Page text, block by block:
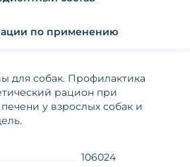
Рекомендации по применению
для собак. Профилактика
рацион при
у взрослых собак и
106024